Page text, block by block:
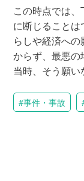
この時点では
に断じること
らしや経済へ
からず、最悪
当時、そう願い
事件・事故